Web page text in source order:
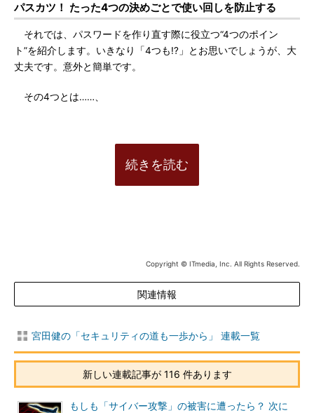
パスカツ！ たった4つの決めごとで使い回しを防止する
それでは、パスワードを作り直す際に役立つ“4つのポイン
ト”を紹介します。いきなり「4つも!?」とお思いでしょうが、大
丈夫です。意外と簡単です。
その4つとは……、
続きを読む
Copyright © ITmedia, Inc. All Rights Reserved.
関連情報
宮田健の「セキュリティの道も一歩から」 連載一覧
新しい連載記事が 116 件あります
もしも「サイバー攻撃」の被害に遭ったら？ 次に